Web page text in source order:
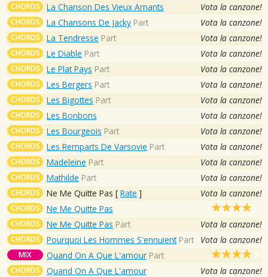
CHORDS La Chanson Des Vieux Amants Vota la canzone!
CHORDS La Chansons De Jacky Part Vota la canzone!
CHORDS La Tendresse Part Vota la canzone!
CHORDS Le Diable Part Vota la canzone!
CHORDS Le Plat Pays Part Vota la canzone!
CHORDS Les Bergers Part Vota la canzone!
CHORDS Les Bigottes Part Vota la canzone!
CHORDS Les Bonbons Vota la canzone!
CHORDS Les Bourgeois Part Vota la canzone!
CHORDS Les Remparts De Varsovie Part Vota la canzone!
CHORDS Madeleine Part Vota la canzone!
CHORDS Mathilde Part Vota la canzone!
CHORDS Ne Me Quitte Pas [ Rate ] Vota la canzone!
CHORDS Ne Me Quitte Pas
CHORDS Ne Me Quitte Pas Part Vota la canzone!
CHORDS Pourquoi Les Hommes S'ennuient Part Vota la canzone!
MIX Quand On A Que L'amour Part
CHORDS Quand On A Que L'amour Vota la canzone!